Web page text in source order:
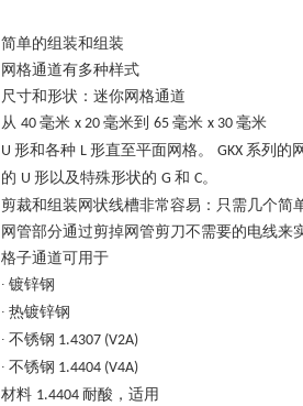
简单的组装和组装
网格通道有多种样式
尺寸和形状：迷你网格通道
从 40 毫米 x 20 毫米到 65 毫米 x 30 毫米
U 形和各种 L 形直至平面网格。 GKX 系列的
的 U 形以及特殊形状的 G 和 C。
剪裁和组装网状线槽非常容易：只需几个简
网管部分通过剪掉网管剪刀不需要的电线来
格子通道可用于
∙ 镀锌钢
∙ 热镀锌钢
∙ 不锈钢 1.4307 (V2A)
∙ 不锈钢 1.4404 (V4A)
材料 1.4404 耐酸，适用